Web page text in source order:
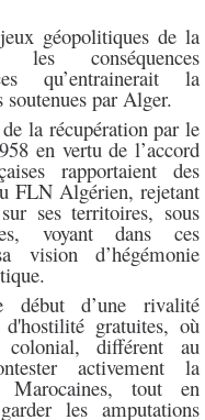
géopolitiques de la
conséquences
qu’entrainerait la
soutenues par Alger.
la récupération par le
en vertu de l’accord
rapportaient des
FLN Algérien, rejetant
ses territoires, sous
voyant dans ces
vision d’hégémonie
début d’une rivalité
gratuites, où
différent au
activement la
Marocaines, tout en
les amputations